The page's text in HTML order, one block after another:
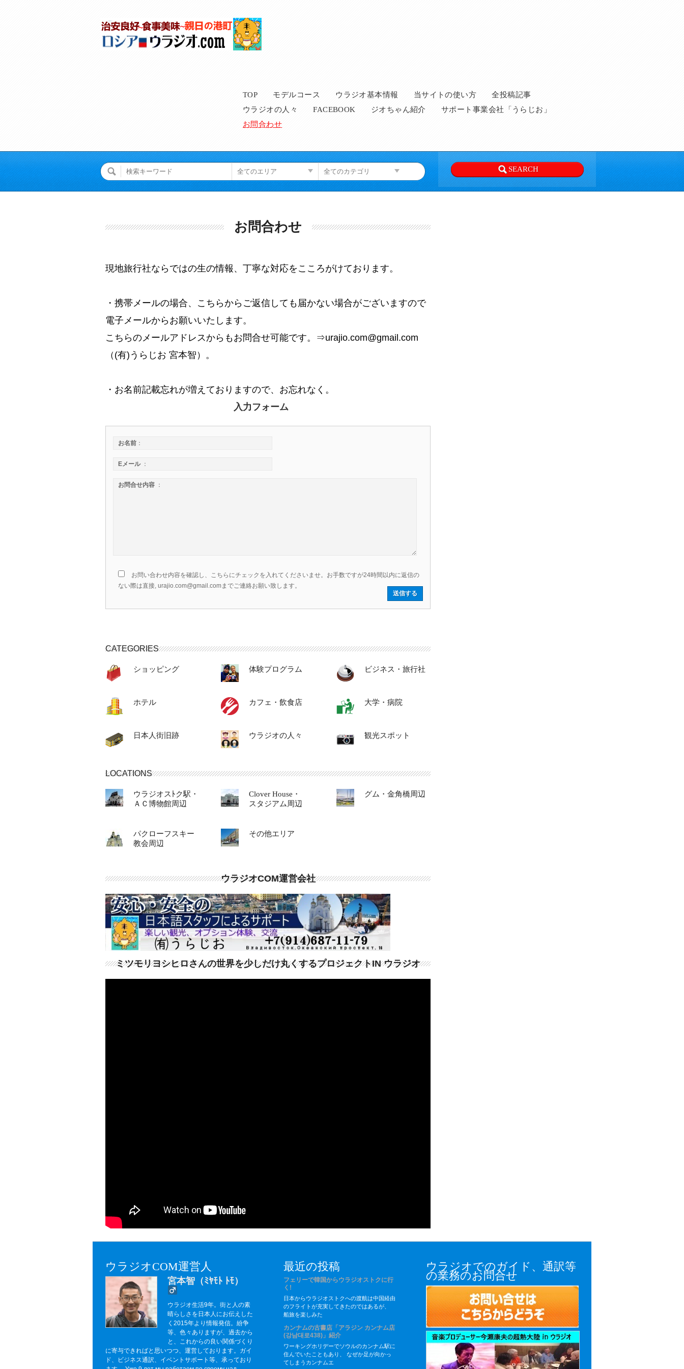
Main menu
TOP モデルコース ウラジオ基本情報 当サイトの使い方
全投稿記事
ウラジオの人々
FACEBOOK ジオちゃん紹介
サポート事業会社「うらじお」
お問合わせ
お問合わせ
現地旅行社ならではの生の情報、丁寧な対応をこころがけております。
・携帯メールの場合、こちらからご返信しても届かない場合がございますので
電子メールからお願いいたします。
こちらのメールアドレスからもお問合せ可能です。⇒urajio.com@gmail.com
（(有)うらじお 宮本智）。
・お名前記載忘れが増えておりますので、お忘れなく。
入力フォーム
お名前 ：
Eメール ：
お問合せ内容 ：
お問い合わせ内容を確認し、こちらにチェックを入れてくださいませ。お手数ですが24時間以内に返信の
ない際は直接, urajio.com@gmail.comまでご連絡お願い致します。
CATEGORIES
ショッピング 体験プログラム ビジネス・旅行社
ホテル カフェ・飲食店 大学・病院
日本人街旧跡 ウラジオの人々 観光スポット
LOCATIONS
ウラジオスﾄク駅・
ＡＣ博物館周辺
Clover House・
スタジアム周辺
グム・金角橋周辺
パクローフスキー
教会周辺
その他エリア
ウラジオCOM運営会社
ミツモリヨシヒロさんの世界を少しだけ丸くするプロジェクトIN ウラジオ
ウラジオCOM運営人
宮本智（ﾐﾔﾓﾄ ﾄﾓ）
ウラジオ生活9年。街と人の素
晴らしさを日本人にお伝えした
く2015年より情報発信。紛争
等、色々ありますが、過去から
と、これからの良い関係づくり
に寄与できればと思いつつ、運営しております。ガイ
ド、ビジネス通訳、イベントサポート等、承っており
最近の投稿
フェリーで韓国からウラジオストクに行
く!
日本からウラジオストクへの渡航は中国経由
のフライトが充実してきたのではあるが、
船旅を楽しみた
カンナムの古書店「アラジン カンナム店
(강남대로438)」紹介
ワーキングホリデーでソウルのカンナム駅に
住んでいたこともあり、 なぜか足が向かっ
てしまうカンナムエ
ウラジオでのガイド、通訳等
の業務のお問合せ